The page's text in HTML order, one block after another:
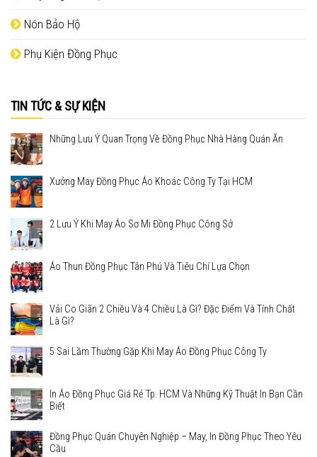
Nón Bảo Hộ
Phụ Kiện Đồng Phục
TIN TỨC & SỰ KIỆN
Những Lưu Ý Quan Trọng Về Đồng Phục Nhà Hàng Quán Ăn
Xưởng May Đồng Phục Áo Khoác Công Ty Tại HCM
2 Lưu Ý Khi May Áo Sơ Mi Đồng Phục Công Sở
Áo Thun Đồng Phục Tân Phú Và Tiêu Chí Lựa Chọn
Vải Co Giãn 2 Chiều Và 4 Chiều Là Gì? Đặc Điểm Và Tính Chất
Là Gì?
5 Sai Lầm Thường Gặp Khi May Áo Đồng Phục Công Ty
In Áo Đồng Phục Giá Rẻ Tp. HCM Và Những Kỹ Thuật In Bạn Cần
Biết
Đồng Phục Quán Chuyên Nghiệp – May, In Đồng Phục Theo Yêu
Cầu